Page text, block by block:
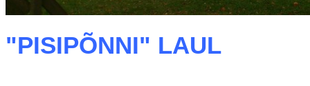
"PISIPÕNNI" LAUL